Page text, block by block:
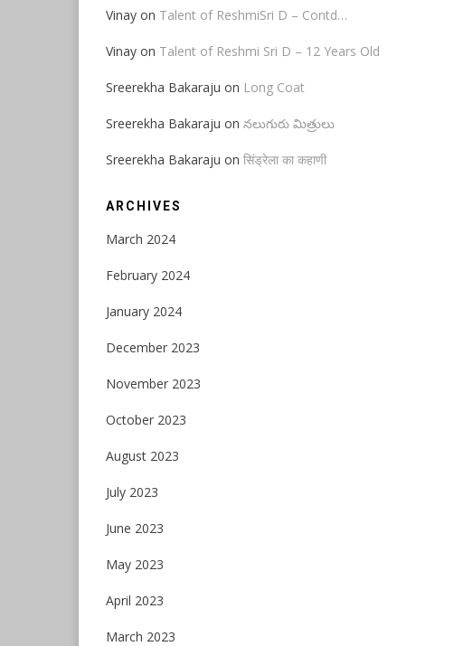
Vinay on Talent of ReshmiSri D – Contd…
Vinay on Talent of Reshmi Sri D – 12 Years Old
Sreerekha Bakaraju on Long Coat
Sreerekha Bakaraju on నలుగురు మిత్రులు
Sreerekha Bakaraju on सिंड्रेला का कहाणी
ARCHIVES
March 2024
February 2024
January 2024
December 2023
November 2023
October 2023
August 2023
July 2023
June 2023
May 2023
April 2023
March 2023